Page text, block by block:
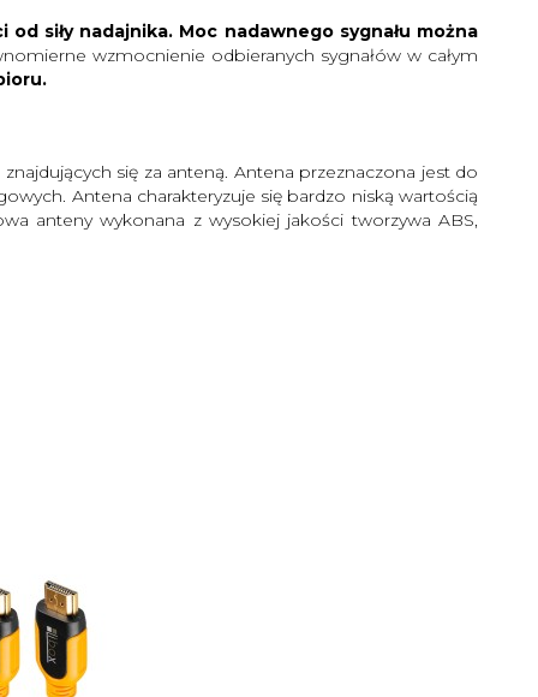
od siły nadajnika. Moc nadawnego sygnału można
wzmocnienie odbieranych sygnałów w całym
się za anteną. Antena przeznaczona jest do
Antena charakteryzuje się bardzo niską wartością
anteny wykonana z wysokiej jakości tworzywa ABS,